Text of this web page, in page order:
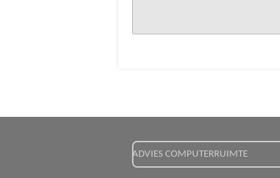
ADVIES COMPUTERRUIMTE